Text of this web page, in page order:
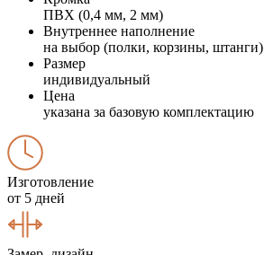
ПВХ (0,4 мм, 2 мм)
Внутреннее наполнение
на выбор (полки, корзины, штанги)
Размер
индивидуальный
Цена
указана за базовую комплектацию
Изготовление
от 5 дней